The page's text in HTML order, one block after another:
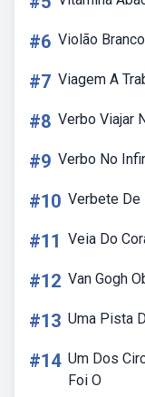
#6 Violão
#7 Viagem A
#8 Verbo Viajar
#9 Verbo No
#10 Verbete De
#11 Veia Do
#12 Van Gogh
#13 Uma Pista
#14 Um Dos
Foi O